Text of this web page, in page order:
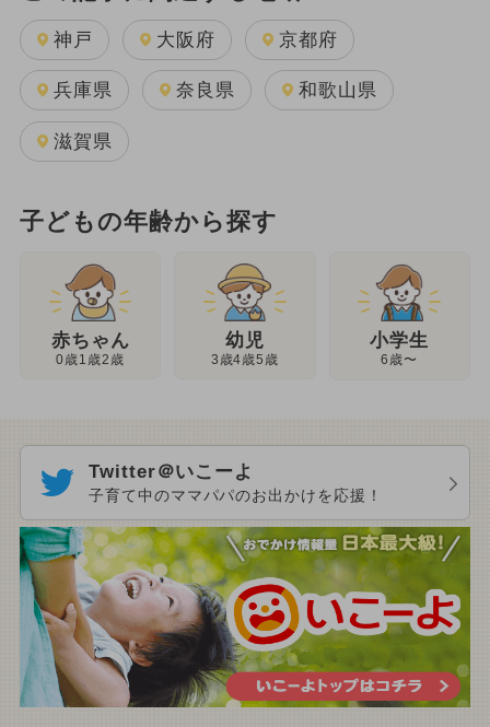
神戸 大阪府 京都府
兵庫県 奈良県 和歌山県
滋賀県
子どもの年齢から探す
赤ちゃん
0歳1歳2歳
幼児
3歳4歳5歳
小学生
6歳〜
Twitter＠いこーよ
子育て中のママパパのお出かけを応援！